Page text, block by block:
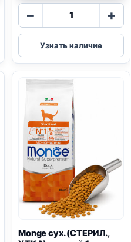
−
Количество
Monge
сух.
(СТЕРИЛ.,
КУРИЦА)
весовой
1кг
+
Узнать наличие
Monge сух. (СТЕРИЛ.,